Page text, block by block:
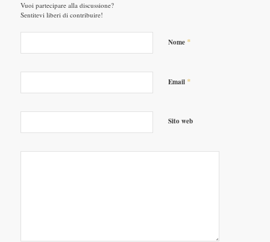
Vuoi partecipare alla discussione?
Sentitevi liberi di contribuire!
Nome *
Email *
Sito web